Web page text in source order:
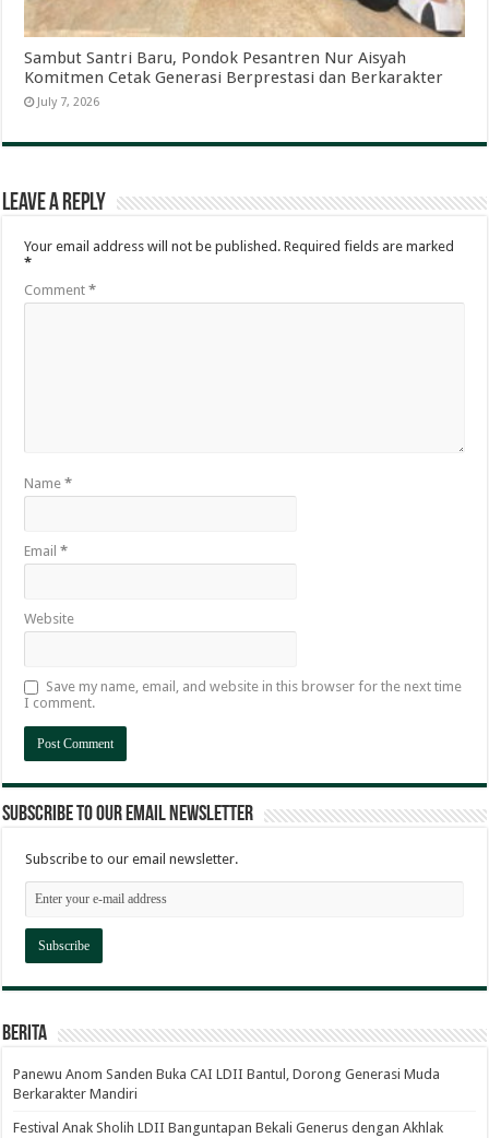
Sambut Santri Baru, Pondok Pesantren Nur Aisyah
Komitmen Cetak Generasi Berprestasi dan Berkarakter
July 7, 2026
Leave a Reply
Your email address will not be published. Required fields are marked
*
Comment*
Name*
Email*
Website
Save my name, email, and website in this browser for the next time
I comment.
Subscribe to our email newsletter
Subscribe to our email newsletter.
Berita
Panewu Anom Sanden Buka CAI LDII Bantul, Dorong Generasi Muda
Berkarakter Mandiri
Festival Anak Sholih LDII Banguntapan Bekali Generus dengan Akhlak